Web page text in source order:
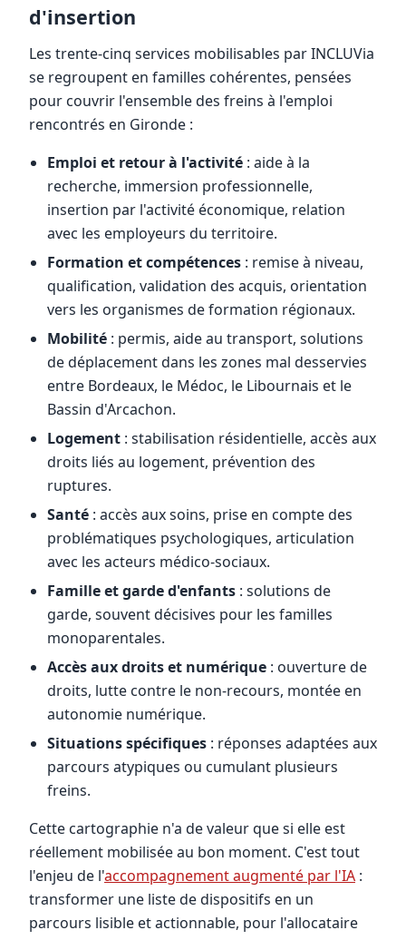
d'insertion
Les trente-cinq services mobilisables par INCLUVia
se regroupent en familles cohérentes, pensées
pour couvrir l'ensemble des freins à l'emploi
rencontrés en Gironde :
Emploi et retour à l'activité : aide à la
recherche, immersion professionnelle,
insertion par l'activité économique, relation
avec les employeurs du territoire.
Formation et compétences : remise à niveau,
qualification, validation des acquis, orientation
vers les organismes de formation régionaux.
Mobilité : permis, aide au transport, solutions
de déplacement dans les zones mal desservies
entre Bordeaux, le Médoc, le Libournais et le
Bassin d'Arcachon.
Logement : stabilisation résidentielle, accès aux
droits liés au logement, prévention des
ruptures.
Santé : accès aux soins, prise en compte des
problématiques psychologiques, articulation
avec les acteurs médico-sociaux.
Famille et garde d'enfants : solutions de
garde, souvent décisives pour les familles
monoparentales.
Accès aux droits et numérique : ouverture de
droits, lutte contre le non-recours, montée en
autonomie numérique.
Situations spécifiques : réponses adaptées aux
parcours atypiques ou cumulant plusieurs
freins.
Cette cartographie n'a de valeur que si elle est
réellement mobilisée au bon moment. C'est tout
l'enjeu de l'accompagnement augmenté par l'IA :
transformer une liste de dispositifs en un
parcours lisible et actionnable, pour l'allocataire